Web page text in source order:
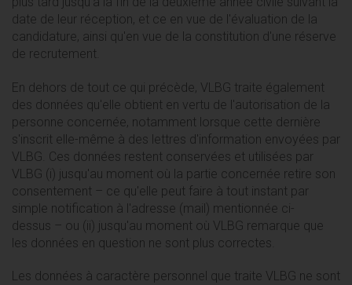
date de leur réception, et ce en vue de l'évaluation de la
candidature, ainsi qu'en vue de la constitution d'une réserve
de recrutement.
En dehors de tout ce qui précède, VLBG traite également
des données qu'elle obtient en vertu de l'autorisation de la
personne concernée, notamment lorsque cette dernière
s'inscrit elle-même à des lettres d'information envoyées par
VLBG. Ces données restent conservées et utilisées par
VLBG (i) jusqu'au moment où la partie concernée retire son
consentement – ce qu'elle peut faire à tout instant par
simple notification à l'adresse (mail) mentionnée ci-
dessus – ou (ii) jusqu'au moment où VLBG remarque que
les données en question ne sont plus correctes.
Les données à caractère personnel que traite VLBG ne sont